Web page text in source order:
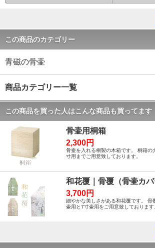
この商品のカテゴリー
青磁の骨壷
商品カテゴリー一覧
この商品を買った人はこんな商品も買ってます
骨壷用桐箱
2,300円
骨壷を入れる桐製の木箱です。 桐箱の
寸用までご用意致しております。
和花覆｜骨覆（骨壷カバ
3,700円
細やかな美しさがある和花覆です。 骨
壷用と7寸壷用をご用意致しております